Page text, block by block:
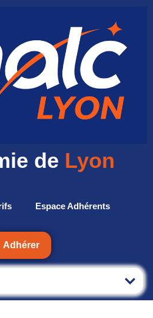
de Lyon
Espace Adhérents
Adhérer